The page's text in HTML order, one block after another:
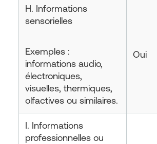
H. Informations
sensorielles
Exemples :
informations audio,
électroniques,
visuelles, thermiques,
olfactives ou similaires.
Oui
I. Informations
professionnelles ou